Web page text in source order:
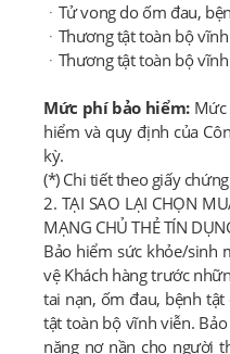
ᆞTử vong do ốm đau,
ᆞThương tật toàn bộ
ᆞThương tật toàn bộ
Mức phí bảo hiểm:Mức
hiểm và quy định của
kỳ.
(*) Chi tiết theo giấy
2. TẠI SAO LẠI CHỌN
MẠNG CHỦ THẺ TÍN
Bảo hiểm sức khỏe/sinh
vệ Khách hàng trước
tai nạn, ốm đau, bệnh
tật toàn bộ vĩnh viễn.
nặng nợ nần cho người